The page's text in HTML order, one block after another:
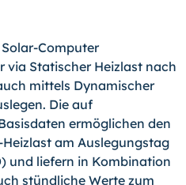
Computer
via Statischer Heizlast nach
mittels Dynamischer
Die auf
ermöglichen den
am Auslegungstag
und liefern in Kombination
stündliche Werte zum